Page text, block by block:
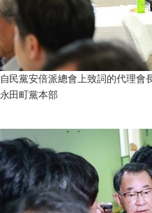
自民黨安倍派總會上致詞的代理會
永田町黨本部